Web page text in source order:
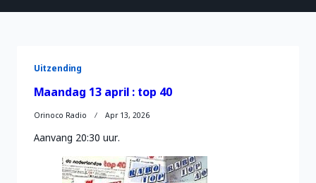
Uitzending
Maandag 13 april : top 40
Orinoco Radio Apr 13, 2026
Aanvang 20:30 uur.